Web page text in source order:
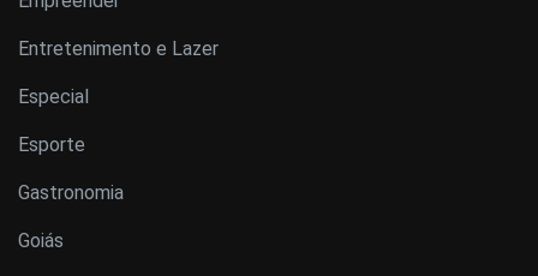
Entretenimento e Lazer
Especial
Esporte
Gastronomia
Goiás